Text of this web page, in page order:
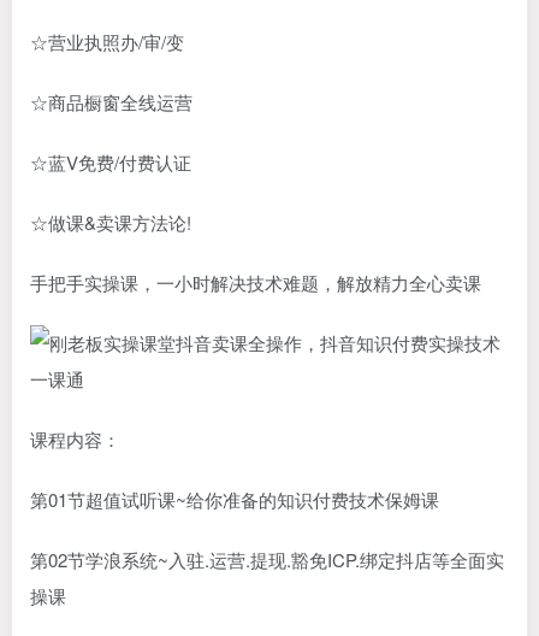
☆营业执照办/审/变
☆商品橱窗全线运营
☆蓝V免费/付费认证
☆做课&卖课方法论!
手把手实操课，一小时解决技术难题，解放精力全心卖课
课程内容：
第01节超值试听课~给你准备的知识付费技术保姆课
第02节学浪系统~入驻.运营.提现.豁免ICP.绑定抖店等全面实
操课